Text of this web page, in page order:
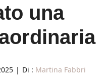
una
| Di : Martina Fabbri